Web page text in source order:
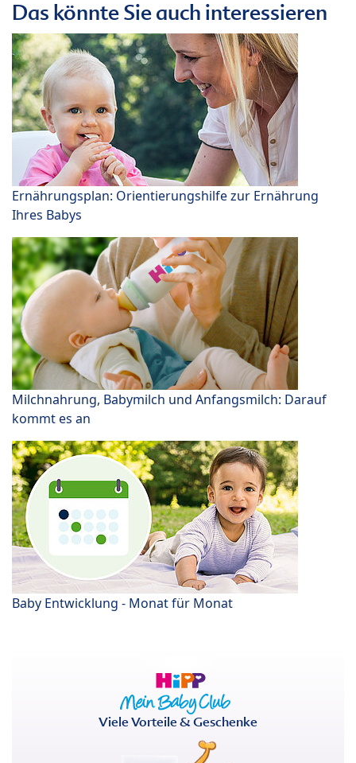
Das könnte Sie auch interessieren
Ernährungsplan: Orientierungshilfe zur Ernährung
Ihres Babys
Milchnahrung, Babymilch und Anfangsmilch: Darauf
kommt es an
Baby Entwicklung - Monat für Monat
Viele Vorteile & Geschenke